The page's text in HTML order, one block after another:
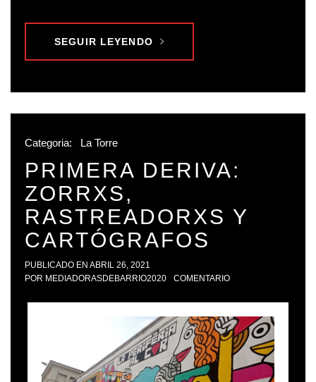
SEGUIR LEYENDO
Categoria: La Torre
PRIMERA DERIVA:
ZORRXS,
RASTREADORXS Y
CARTÓGRAFOS
PUBLICADO EN ABRIL 26, 2021
POR MEDIADORASDEBARRIO2020 COMENTARIO